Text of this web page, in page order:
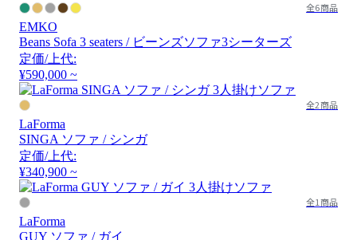
全6商品
EMKO
Beans Sofa 3 seaters / ビーンズソファ3シーターズ
定価/上代:
¥590,000 ~
全2商品
LaForma
SINGA ソファ / シンガ
定価/上代:
¥340,900 ~
全1商品
LaForma
GUY ソファ / ガイ